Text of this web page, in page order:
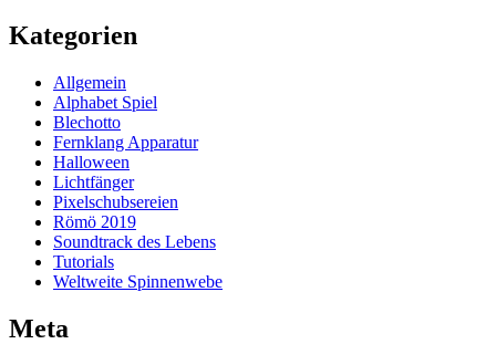
Kategorien
Allgemein
Alphabet Spiel
Blechotto
Fernklang Apparatur
Halloween
Lichtfänger
Pixelschubsereien
Römö 2019
Soundtrack des Lebens
Tutorials
Weltweite Spinnenwebe
Meta